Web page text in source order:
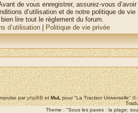
de vous enregistrer, assurez-vous
d’utilisation et de notre politique de vie
lire tout le règlement du forum.
d’utilisation
Politique de vie privée
parphpBBetMuLpour "La Traction Universelle"
Theme : "Sous les paves : la plage;